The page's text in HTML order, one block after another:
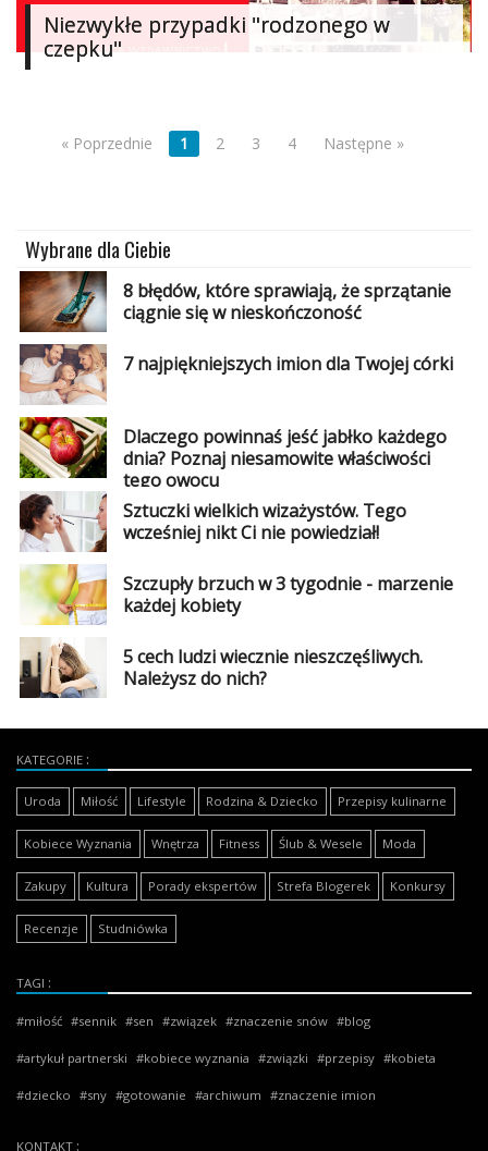
Niezwykłe przypadki "rodzonego w
czepku"
« Poprzednie 1 2 3 4 Następne »
Wybrane dla Ciebie
8 błędów, które sprawiają, że sprzątanie
ciągnie się w nieskończoność
7 najpiękniejszych imion dla Twojej córki
Dlaczego powinnaś jeść jabłko każdego
dnia? Poznaj niesamowite właściwości
tego owocu
Sztuczki wielkich wizażystów. Tego
wcześniej nikt Ci nie powiedział!
Szczupły brzuch w 3 tygodnie - marzenie
każdej kobiety
5 cech ludzi wiecznie nieszczęśliwych.
Należysz do nich?
KATEGORIE
Uroda Miłość Lifestyle Rodzina & Dziecko Przepisy kulinarne
Kobiece Wyznania Wnętrza Fitness Ślub & Wesele Moda
Zakupy Kultura Porady ekspertów Strefa Blogerek Konkursy
Recenzje Studniówka
TAGI
miłość sennik sen związek znaczenie snów blog
artykuł partnerski kobiece wyznania związki przepisy kobieta
dziecko sny gotowanie archiwum znaczenie imion
KONTAKT